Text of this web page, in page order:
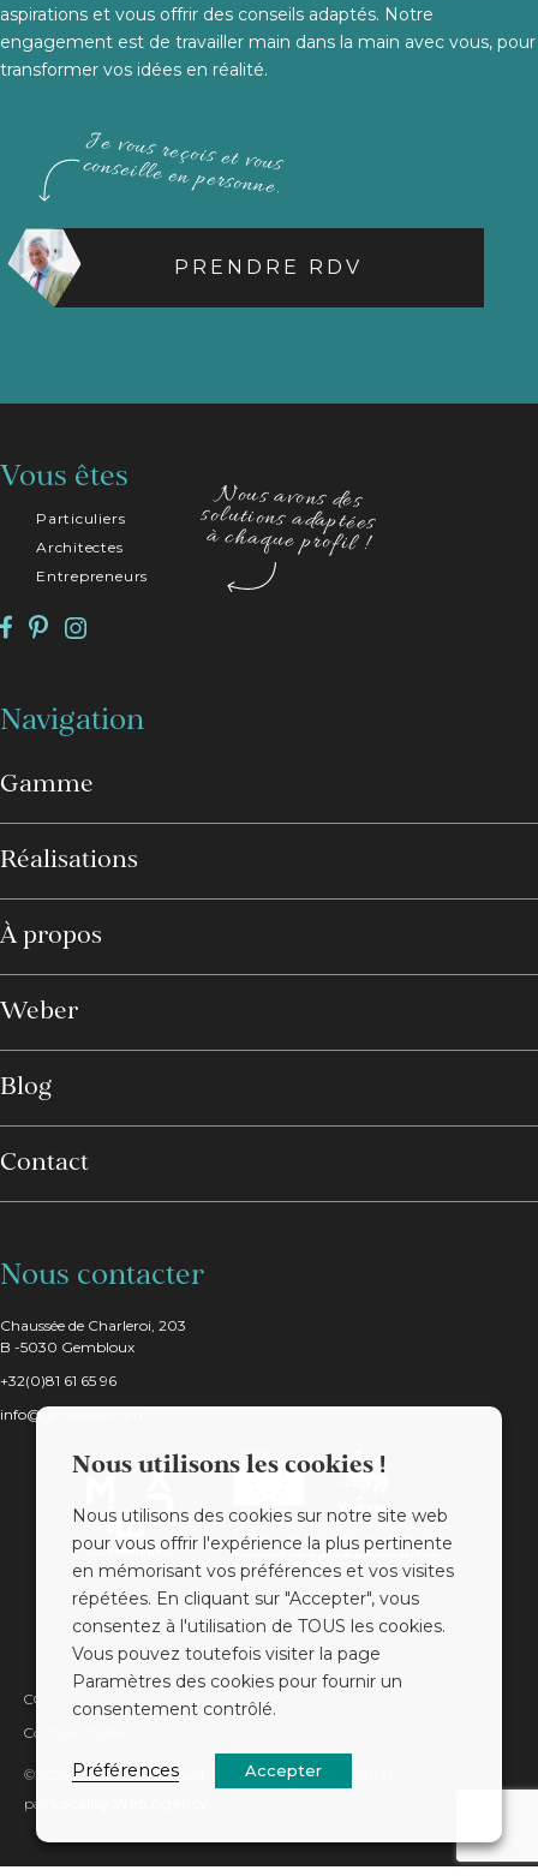
aspirations et vous offrir des conseils adaptés. Notre
engagement est de travailler main dans la main avec vous, pour
transformer vos idées en réalité.
Je vous reçois et vous conseille en personne.
PRENDRE RDV
Nous utilisons les cookies !
Nous utilisons des cookies sur notre site web
pour vous offrir l'expérience la plus pertinente
en mémorisant vos préférences et vos visites
répétées. En cliquant sur "Accepter", vous
consentez à l'utilisation de TOUS les cookies.
Vous pouvez toutefois visiter la page
Paramètres des cookies pour fournir un
consentement contrôlé.
Préférences Accepter
Vous êtes
Particuliers
Architectes
Entrepreneurs
Nous avons des
solutions adaptées
à chaque profil !
Navigation
Gamme
Réalisations
À propos
Weber
Blog
Contact
Nous contacter
Chaussée de Charleroi, 203
B -5030 Gembloux
+32(0)81 61 65 96
info@gcr-stone.com
CGV
Confidentialité
©2026 GCR Stone. Site web & stratégie webmarketing
par